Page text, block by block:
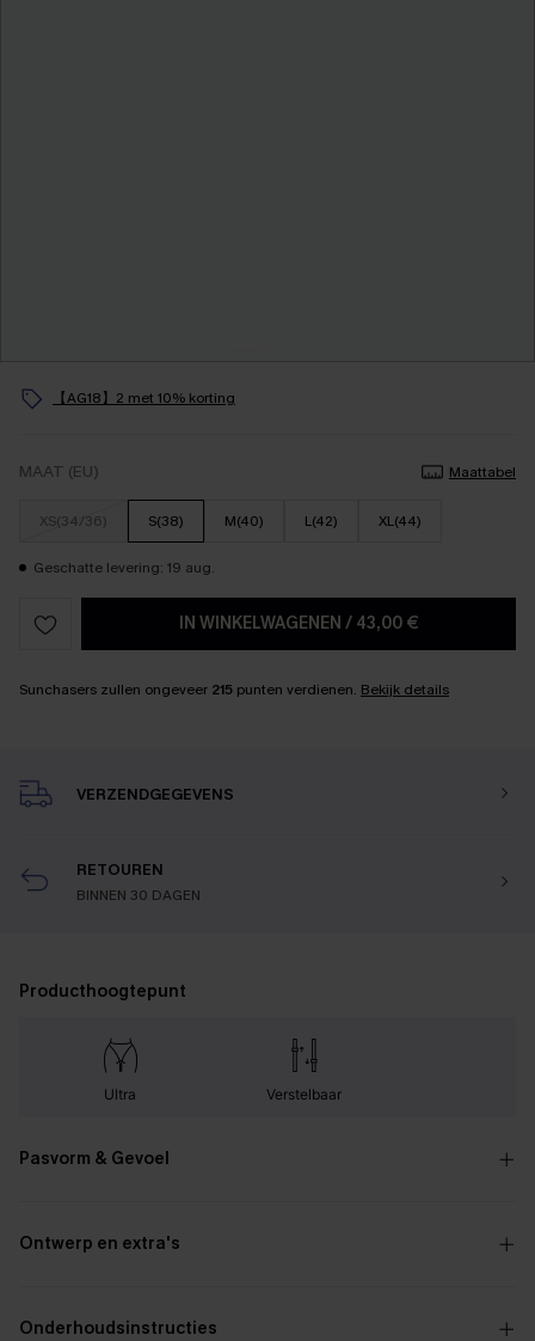
【AG18】2 met 10% korting
MAAT (EU) Maattabel
XS(34/36) S(38) M(40) L(42) XL(44)
Geschatte levering: 19 aug.
IN WINKELWAGENEN / 43,00 €
Sunchasers zullen ongeveer 215 punten verdienen. Bekijk details
VERZENDGEGEVENS
RETOUREN
BINNEN 30 DAGEN
Producthoogtepunt
Ultra Verstelbaar
Pasvorm & Gevoel
Ontwerp en extra's
Onderhoudsinstructies